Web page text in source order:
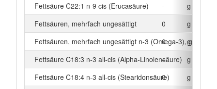
Fettsäure C22:1 n-9 cis (Erucasäure)
-
g
Fettsäuren, mehrfach ungesättigt
0
g
Fettsäuren, mehrfach ungesättigt n-3 (Omega-3), gesamt
0
g
Fettsäure C18:3 n-3 all-cis (Alpha-Linolensäure)
-
g
Fettsäure C18:4 n-3 all-cis (Stearidonsäure)
0
g